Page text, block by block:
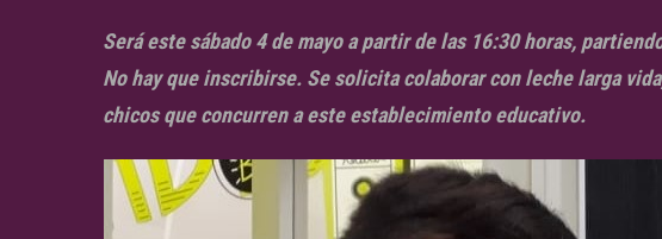
Será este sábado 4 de mayo a partir de las 16:30 horas,
No hay que inscribirse. Se solicita colaborar con leche larga
chicos que concurren a este establecimiento educativo.